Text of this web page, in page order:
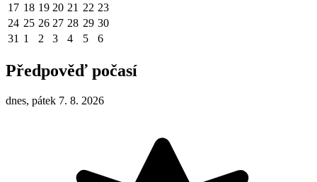
17 18 19 20 21 22 23
24 25 26 27 28 29 30
31 1 2 3 4 5 6
Předpověď počasí
dnes, pátek 7. 8. 2026